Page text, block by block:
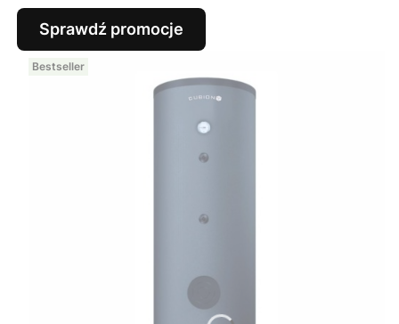
Sprawdź promocje
Bestseller